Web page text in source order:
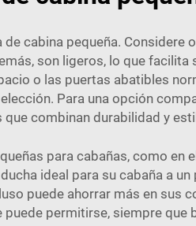
cabina pequeña.
son ligeros, lo que
o las puertas abatibles
Para una opción
combinan durabilidad y
para cabañas, como en
ideal para su cabaña a
puede ahorrar más en sus
permitirse, siempre